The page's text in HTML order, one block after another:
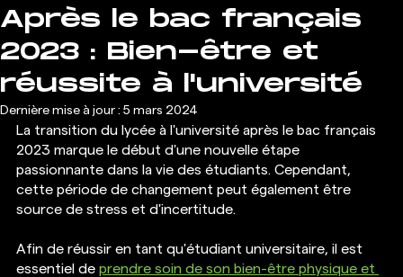
Après le bac français
2023 : Bien-être et
réussite à l'université
Dernière mise à jour : 5 mars 2024
La transition du lycée à l'université après le bac français
2023 marque le début d'une nouvelle étape
passionnante dans la vie des étudiants. Cependant,
cette période de changement peut également être
source de stress et d'incertitude.
Afin de réussir en tant qu'étudiant universitaire, il est
essentiel de prendre soin de son bien-être physique et